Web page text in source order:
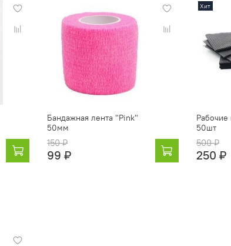
Бандажная лента "Pink"
50мм
150 ₽
99 ₽
Хит
Рабочие
50шт
500 ₽
250 ₽